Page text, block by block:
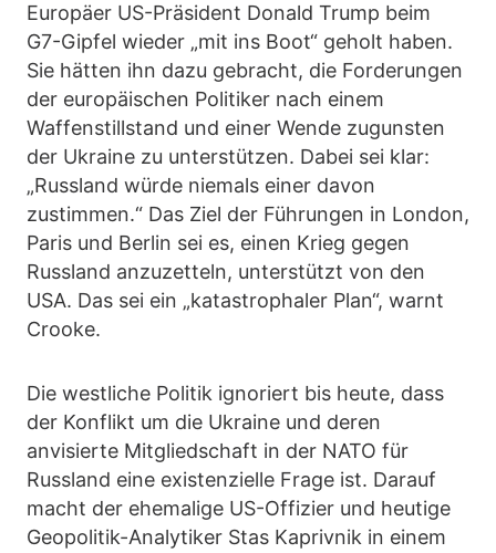
Europäer US-Präsident Donald Trump beim
G7-Gipfel wieder „mit ins Boot“ geholt haben.
Sie hätten ihn dazu gebracht, die Forderungen
der europäischen Politiker nach einem
Waffenstillstand und einer Wende zugunsten
der Ukraine zu unterstützen. Dabei sei klar:
„Russland würde niemals einer davon
zustimmen.“ Das Ziel der Führungen in London,
Paris und Berlin sei es, einen Krieg gegen
Russland anzuzetteln, unterstützt von den
USA. Das sei ein „katastrophaler Plan“, warnt
Crooke.
Die westliche Politik ignoriert bis heute, dass
der Konflikt um die Ukraine und deren
anvisierte Mitgliedschaft in der NATO für
Russland eine existenzielle Frage ist. Darauf
macht der ehemalige US-Offizier und heutige
Geopolitik-Analytiker Stas Kaprivnik in einem